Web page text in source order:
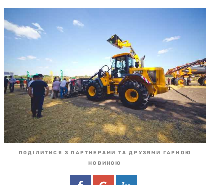
ПОДІЛИТИСЯ З ПАРТНЕРАМИ ТА ДРУЗЯМИ ГАРНОЮ
НОВИНОЮ